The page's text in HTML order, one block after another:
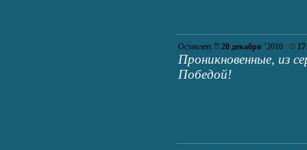
Оставлен: 20 декабря ’2010
Проникновенные, из
Победой!